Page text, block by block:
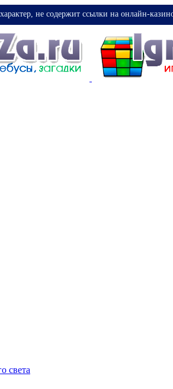
не содержит ссылки на онлайн-
света